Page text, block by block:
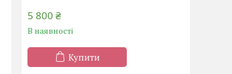
5 800 ₴
В наявності
Купити